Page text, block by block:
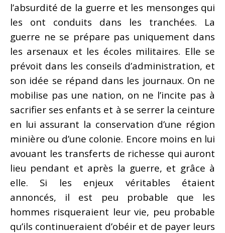
l’absurdité de la guerre et les mensonges qui
les ont conduits dans les tranchées. La
guerre ne se prépare pas uniquement dans
les arsenaux et les écoles militaires. Elle se
prévoit dans les conseils d’administration, et
son idée se répand dans les journaux. On ne
mobilise pas une nation, on ne l’incite pas à
sacrifier ses enfants et à se serrer la ceinture
en lui assurant la conservation d’une région
minière ou d’une colonie. Encore moins en lui
avouant les transferts de richesse qui auront
lieu pendant et après la guerre, et grâce à
elle. Si les enjeux véritables étaient
annoncés, il est peu probable que les
hommes risqueraient leur vie, peu probable
qu’ils continueraient d’obéir et de payer leurs